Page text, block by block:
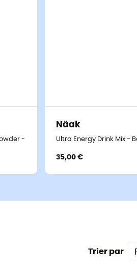
- Boisson énergétique
Näak
Ultra Energy Drink Mix -
35,00 €
Trier par